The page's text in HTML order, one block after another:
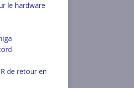
le hardware
de retour en